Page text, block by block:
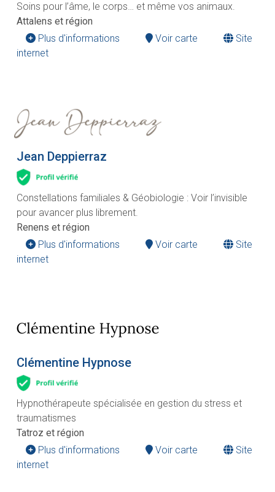
Soins pour l’âme, le corps… et même vos animaux.
Attalens et région
Plus d'informations
Voir carte
Site
internet
Jean Deppierraz
Constellations familiales & Géobiologie : Voir l’invisible
pour avancer plus librement.
Renens et région
Plus d'informations
Voir carte
Site
internet
Clémentine Hypnose
Hypnothérapeute spécialisée en gestion du stress et
traumatismes
Tatroz et région
Plus d'informations
Voir carte
Site
internet